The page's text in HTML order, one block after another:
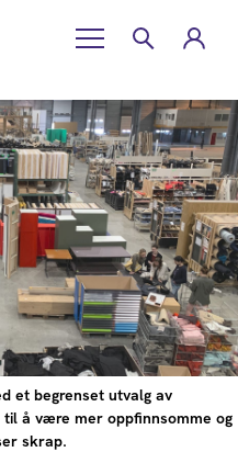
et begrenset utvalg av
å være mer oppfinnsomme og
skrap.